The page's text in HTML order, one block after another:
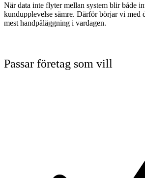
När data inte flyter mellan system blir både
kundupplevelse sämre. Därför börjar vi med
mest handpåläggning i vardagen.
Passar företag som vill